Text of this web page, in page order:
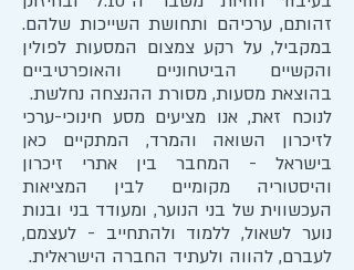
זהותם, ערכיהם ותחושת השייכות שלהם.
במקביל, על רקע צמצום המסעות לפולין
והקשיים הביטחוניים והאופרטיביים
בהוצאת מסעות, מסורת ההנצחה נחלשת.
לנוכח זאת, אנו מציעים מסע חינוכי-ערכי
לזיכרון השואה והמרד, המתקיים כאן
בישראל - המחבר בין אתרי זיכרון
והיסטוריה מקומיים לבין המציאות
העכשווית של בני הנוער, ומעודד בני ובנות
נוער לשאול, ללמוד ולהתחייב - לעצמם,
לעברם, להווה ולעתיד החברה הישראלית.